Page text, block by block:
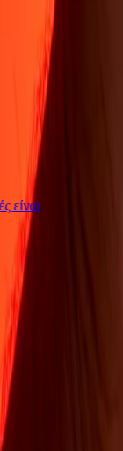
είναι
ΕΤΑΙΡΕΙΑ
Σχετικά με εμάς
πράκτορας
ΥΠΟΣΤΗΡΙΞΗ
Πολιτική απορρήτου